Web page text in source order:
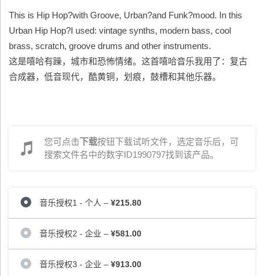
This is Hip Hop?with Groove, Urban?and Funk?mood. In this
Urban Hip Hop?I used: vintage synths, modern bass, cool
brass, scratch, groove drums and other instruments.
这是嘻哈有躁，城市和恐怖情绪。这首嘻哈音乐我用了：复古
合成器，低音现代，酷黄铜，划痕，鼓槽和其他乐器。
您可点击下载按钮下载试听文件，选定音乐后，可
搜索文件名中的数字ID1990797找到该产品。
音乐授权1 - 个人 – ¥215.80
音乐授权2 - 企业 – ¥581.00
音乐授权3 - 企业 – ¥913.00